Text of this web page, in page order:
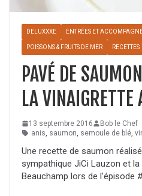
DELUXXXE ENTRÉES ET
POISSONS & FRUITS DE MER RECETTES
PAVÉ DE
LA
13 septembre 2016
Bob le Chef
anis, saumon, semoule de blé,
Une recette de saumon
sympathique JiCi Lauzon et
Beauchamp lors de l’épisode